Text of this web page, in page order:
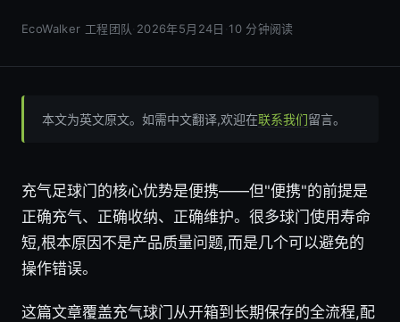
EcoWalker 工程团队 2026年5月24日 10 分钟阅读
本文为英文原文。如需中文翻译,欢迎在联系我们留言。
充气足球门的核心优势是便携——但"便携"的前提是
正确充气、正确收纳、正确维护。很多球门使用寿命
短,根本原因不是产品质量问题,而是几个可以避免的
操作错误。
这篇文章覆盖充气球门从开箱到长期保存的全流程,配